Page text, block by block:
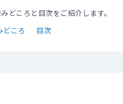
どころと目次をご紹介します。
どころ
目次